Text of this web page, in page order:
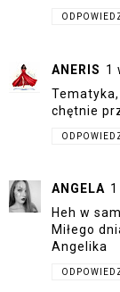
ANERIS 1
chętnie
ANGELA
Heh w
Miłego
Angelika